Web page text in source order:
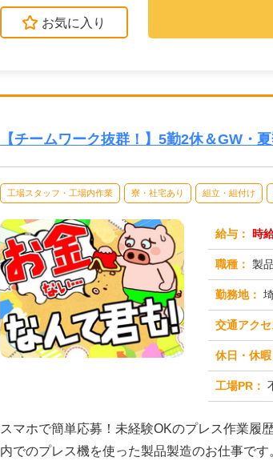
お気に入り
【チームワーク抜群！】5勤2休＆GW・
工場スタッフ・工場内作業 寮・社宅あり 組立・組付け
給与： 時
職種： 製
勤務地：
交通アクセ
休日・休暇
工場PR：
スマホで簡単応募！未経験OKのプレス作業
内でのプレス機を使った製品製造のお仕事